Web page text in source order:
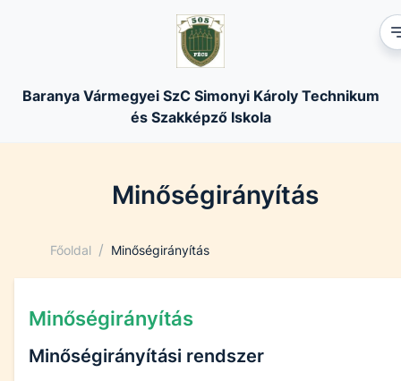
Baranya Vármegyei SzC Simonyi Károly Technikum
és Szakképző Iskola
Minőségirányítás
Főoldal / Minőségirányítás
Minőségirányítás
Minőségirányítási rendszer